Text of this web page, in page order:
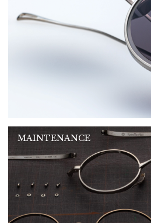
MAINTENANCE